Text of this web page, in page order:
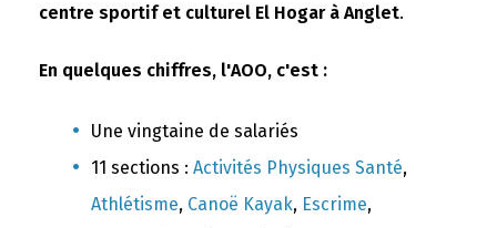
centre sportif et culturel El Hogar à Anglet.
En quelques chiffres, l'AOO, c'est :
Une vingtaine de salariés
11 sections : Activités Physiques Santé,
Athlétisme, Canoë Kayak, Escrime,